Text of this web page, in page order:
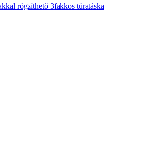
rögzíthető 3fakkos túratáska